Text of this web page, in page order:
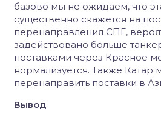
базово мы не ожидаем, что
существенно скажется на
перенаправления СПГ,
задействовано больше
поставками через Красное
нормализуется. Также Катар
перенаправить поставки в
Вывод